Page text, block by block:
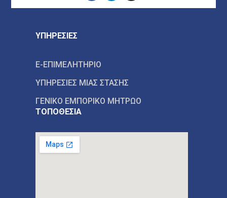
ΥΠΗΡΕΣΙΕΣ
E-ΕΠΙΜΕΛΗΤΗΡΙΟ
ΥΠΗΡΕΣΙΕΣ ΜΙΑΣ ΣΤΑΣΗΣ
ΓΕΝΙΚΟ ΕΜΠΟΡΙΚΟ ΜΗΤΡΩΟ
ΤΟΠΟΘΕΣΙΑ